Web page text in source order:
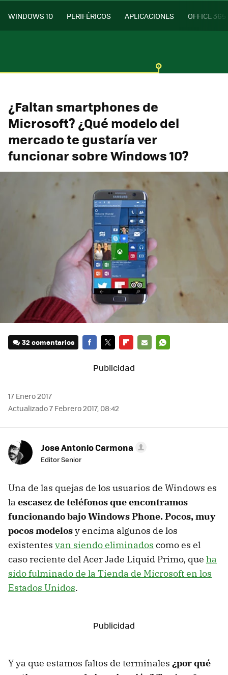
WINDOWS 10 PERIFÉRICOS APLICACIONES OFFICE 365
¿Faltan smartphones de
Microsoft? ¿Qué modelo del
mercado te gustaría ver
funcionar sobre Windows 10?
32 comentarios
17 Enero 2017
Actualizado 7 Febrero 2017, 08:42
Jose Antonio Carmona
Editor Senior
Una de las quejas de los usuarios de Windows es
la escasez de teléfonos que encontramos
funcionando bajo Windows Phone. Pocos, muy
pocos modelosy encima algunos de los
existentes van siendo eliminados como es el
caso reciente del Acer Jade Liquid Primo, que ha
sido fulminado de la Tienda de Microsoft en los
Estados Unidos.
Y ya que estamos faltos de terminales ¿por qué